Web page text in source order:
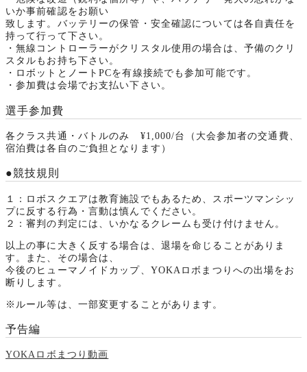
いか事前確認をお願い
致します。バッテリーの保管・安全確認については各自責任を
持って行って下さい。
・無線コントローラーがクリスタル使用の場合は、予備のクリ
スタルもお持ち下さい。
・ロボットとノートPCを有線接続でも参加可能です。
・参加費は会場でお支払い下さい。
選手参加費
各クラス共通・バトルのみ ¥1,000/台（大会参加者の交通費、
宿泊費は各自のご負担となります）
●競技規則
１：ロボスクエアは教育施設でもあるため、スポーツマンシッ
プに反する行為・言動は慎んでください。
２：審判の判定には、いかなるクレームも受け付けません。
以上の事に大きく反する場合は、退場を命じることがありま
す。また、その場合は、
今後のヒューマノイドカップ、YOKAロボまつりへの出場をお
断りします。
※ルール等は、一部変更することがあります。
予告編
YOKAロボまつり動画